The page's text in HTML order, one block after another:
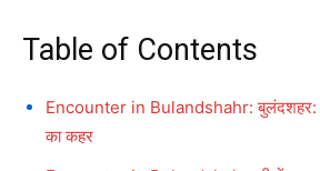
Table of Contents
Encounter in Bulandshahr: बुलंदशहर:
का कहर